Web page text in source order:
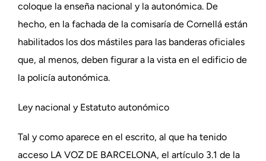
coloque la enseña nacional y la autonómica. De
hecho, en la fachada de la comisaría de Cornellá están
habilitados los dos mástiles para las banderas oficiales
que, al menos, deben figurar a la vista en el edificio de
la policía autonómica.
Ley nacional y Estatuto autonómico
Tal y como aparece en el escrito, al que ha tenido
acceso LA VOZ DE BARCELONA, el artículo 3.1 de la